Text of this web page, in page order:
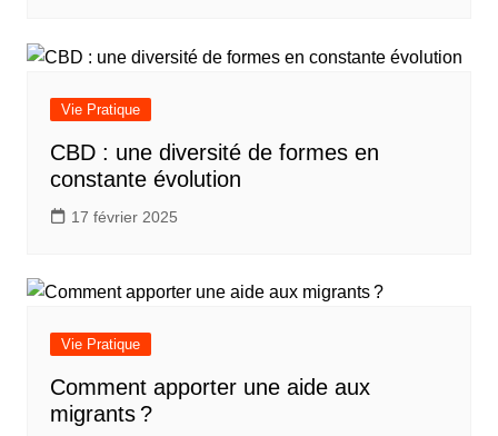
Vie Pratique
CBD : une diversité de formes en
constante évolution
17 février 2025
Vie Pratique
Comment apporter une aide aux
migrants ?